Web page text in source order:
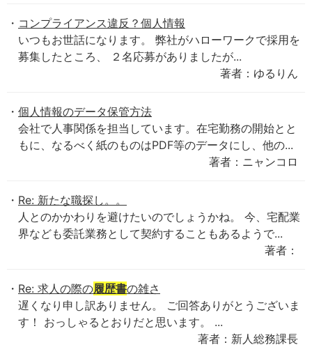
コンプライアンス違反？個人情報
いつもお世話になります。 弊社がハローワークで採用を
募集したところ、 ２名応募がありましたが...
著者：ゆるりん
個人情報のデータ保管方法
会社で人事関係を担当しています。在宅勤務の開始とと
もに、なるべく紙のものはPDF等のデータにし、他の...
著者：ニャンコロ
Re: 新たな職探し。。
人とのかかわりを避けたいのでしょうかね。 今、宅配業
界なども委託業務として契約することもあるようで...
著者：
Re: 求人の際の履歴書の雑さ
遅くなり申し訳ありません。 ご回答ありがとうございま
す！ おっしゃるとおりだと思います。 ...
著者：新人総務課長